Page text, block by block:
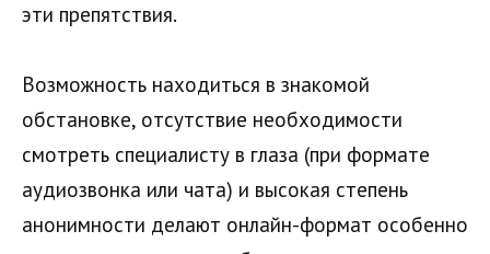
эти препятствия.
Возможность находиться в знакомой
обстановке, отсутствие необходимости
смотреть специалисту в глаза (при формате
аудиозвонка или чата) и высокая степень
анонимности делают онлайн-формат особенно